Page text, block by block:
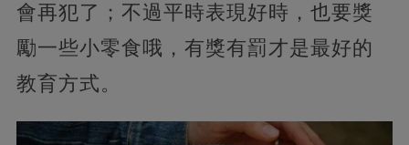
會再犯了；不過平時表現好時，也要獎
勵一些小零食哦，有獎有罰才是最好的
教育方式。